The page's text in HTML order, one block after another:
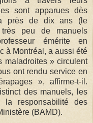
sont apparues dès
près de dix ans (le
peu de manuels
émérite en
à Montréal, a aussi été
maladroites » circulent
ont rendu service en
», affirme-t-il.
des manuels, les
responsabilité des
(BAMD).